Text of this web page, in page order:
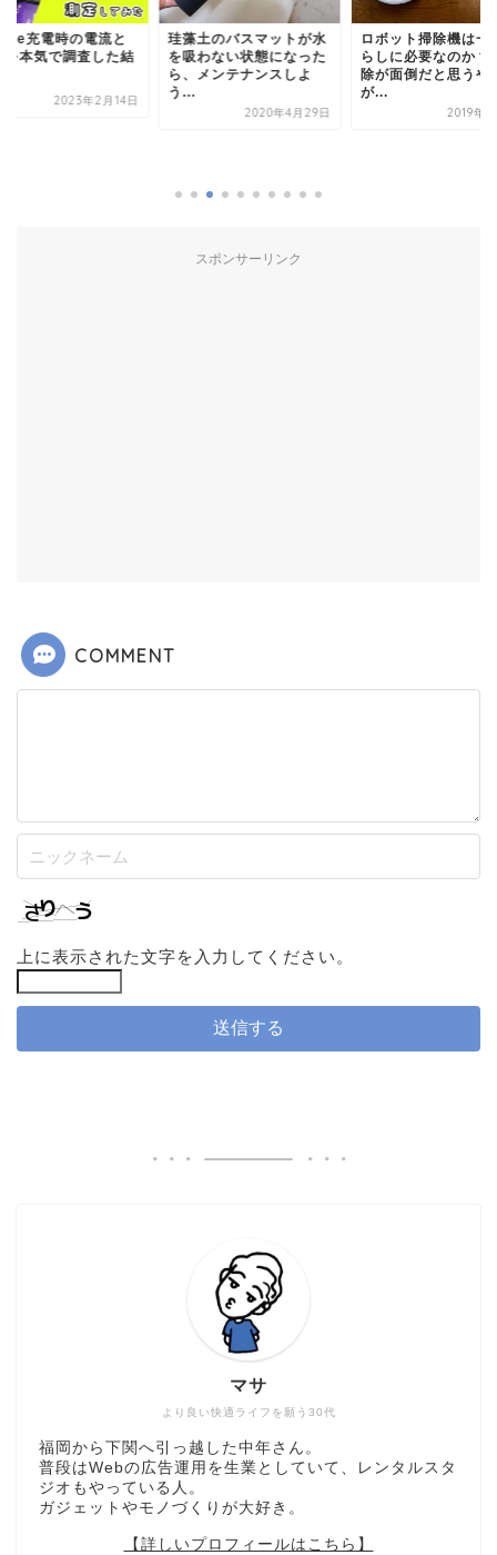
充電時の電流と
を本気で調査した結
2023年2月14日
珪藻土のバスマットが水
を吸わない状態になった
ら、メンテナンスしよ
う...
2020年4月29日
ロボット掃除機は一
らしに必要なのか？
除が面倒だと思うや
が...
2019年6
スポンサーリンク
COMMENT
上に表示された文字を入力してください。
より良い快適ライフを願う30代
マサ
福岡から下関へ引っ越した中年さん。
普段はWebの広告運用を生業としていて、レンタルスタ
ジオもやっている人。
ガジェットやモノづくりが大好き。
【詳しいプロフィールはこちら】